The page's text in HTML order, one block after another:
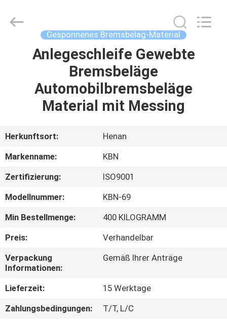
HAUS
PRODUKTE
UNS
AUSFLUG
QUALITÄTSKONTROLLE
TRETEN
SIE
MIT
UNS
Gesponnenes Bremsbelag-Material
Anlegeschleife Gewebte
Bremsbeläge
Automobilbremsbeläge
Material mit Messing
Herkunftsort:
Henan
Markenname:
KBN
Zertifizierung:
ISO9001
Modellnummer:
KBN-69
Min Bestellmenge:
400 KILOGRAMM
Preis:
Verhandelbar
Verpackung
Informationen:
Gemäß Ihrer Anträge
Lieferzeit:
15 Werktage
Zahlungsbedingungen:
T/T, L/C